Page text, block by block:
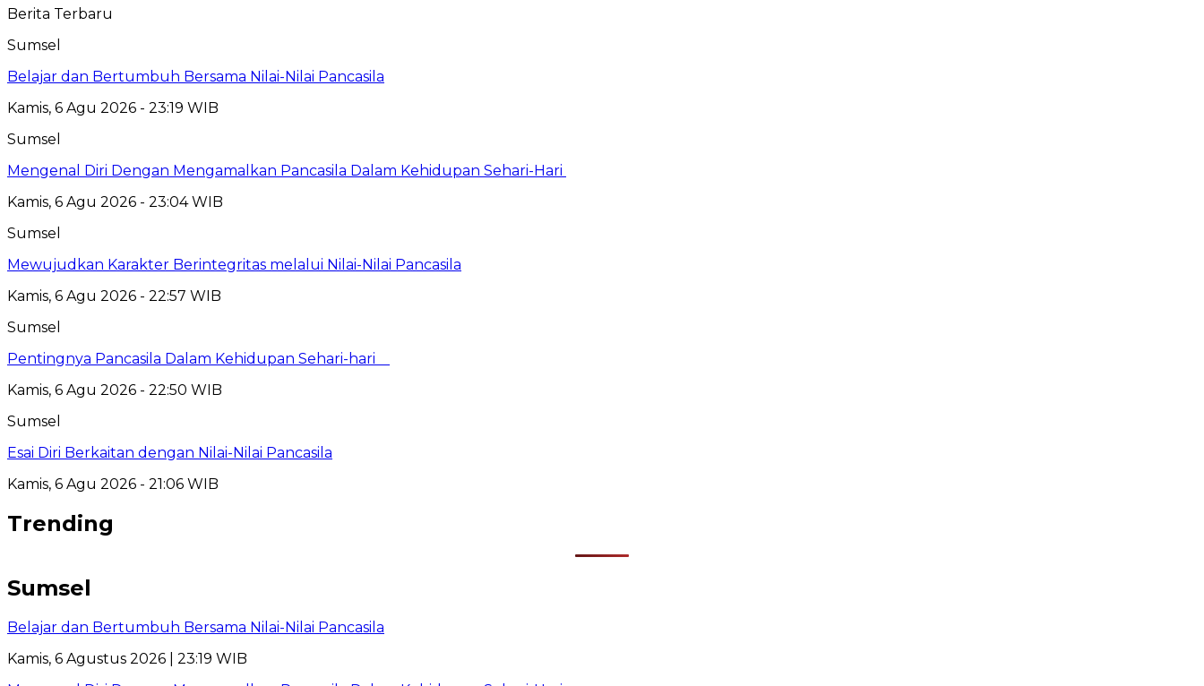
Berita Terbaru
Sumsel
Belajar dan Bertumbuh Bersama Nilai-Nilai Pancasila
Kamis, 6 Agu 2026 - 23:19 WIB
Sumsel
Mengenal Diri Dengan Mengamalkan Pancasila Dalam Kehidupan Sehari-Hari
Kamis, 6 Agu 2026 - 23:04 WIB
Sumsel
Mewujudkan Karakter Berintegritas melalui Nilai-Nilai Pancasila
Kamis, 6 Agu 2026 - 22:57 WIB
Sumsel
Pentingnya Pancasila Dalam Kehidupan Sehari-hari
Kamis, 6 Agu 2026 - 22:50 WIB
Sumsel
Esai Diri Berkaitan dengan Nilai-Nilai Pancasila
Kamis, 6 Agu 2026 - 21:06 WIB
Trending
Sumsel
Belajar dan Bertumbuh Bersama Nilai-Nilai Pancasila
Kamis, 6 Agustus 2026 | 23:19 WIB